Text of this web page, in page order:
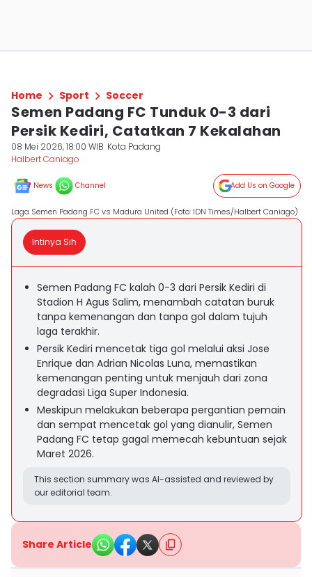
Home Sport Soccer
Semen Padang FC Tunduk 0-3 dari
Persik Kediri, Catatkan 7 Kekalahan
08 Mei 2026, 18:00 WIB Kota Padang
Halbert Caniago
News Channel Add Us on Google
Laga Semen Padang FC vs Madura United (Foto: IDN Times/Halbert Caniago)
Intinya Sih
Semen Padang FC kalah 0-3 dari Persik Kediri di
Stadion H Agus Salim, menambah catatan buruk
tanpa kemenangan dan tanpa gol dalam tujuh
laga terakhir.
Persik Kediri mencetak tiga gol melalui aksi Jose
Enrique dan Adrian Nicolas Luna, memastikan
kemenangan penting untuk menjauh dari zona
degradasi Liga Super Indonesia.
Meskipun melakukan beberapa pergantian pemain
dan sempat mencetak gol yang dianulir, Semen
Padang FC tetap gagal memecah kebuntuan sejak
Maret 2026.
This section summary was AI-assisted and reviewed by
our editorial team.
Share Article